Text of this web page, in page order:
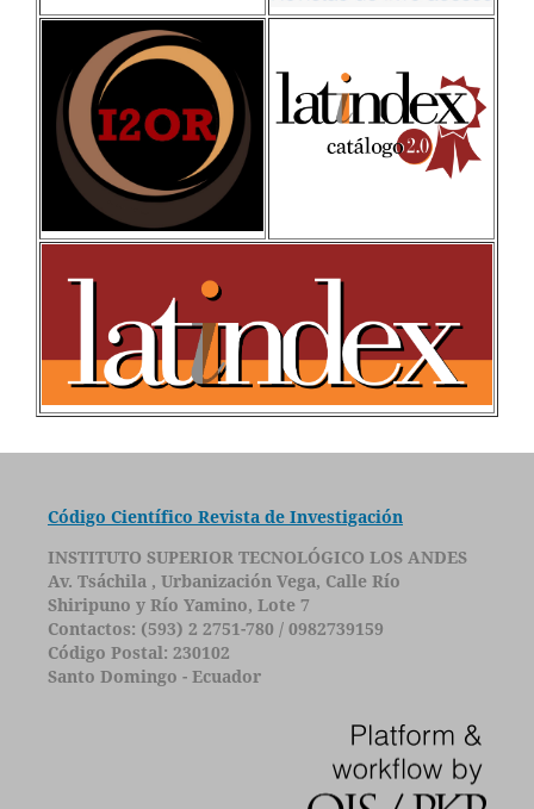
Código Científico Revista de Investigación
INSTITUTO SUPERIOR TECNOLÓGICO LOS ANDES
Av. Tsáchila , Urbanización Vega, Calle Río
Shiripuno y Río Yamino, Lote 7
Contactos: (593) 2 2751-780 / 0982739159
Código Postal: 230102
Santo Domingo - Ecuador